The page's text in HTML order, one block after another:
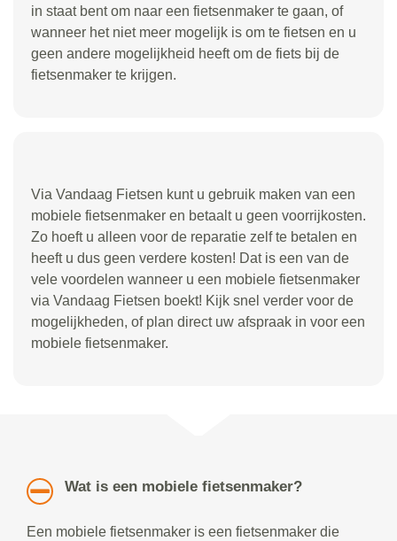
in staat bent om naar een fietsenmaker te gaan, of
wanneer het niet meer mogelijk is om te fietsen en u
geen andere mogelijkheid heeft om de fiets bij de
fietsenmaker te krijgen.
Via Vandaag Fietsen kunt u gebruik maken van een
mobiele fietsenmaker en betaalt u geen voorrijkosten.
Zo hoeft u alleen voor de reparatie zelf te betalen en
heeft u dus geen verdere kosten! Dat is een van de
vele voordelen wanneer u een mobiele fietsenmaker
via Vandaag Fietsen boekt! Kijk snel verder voor de
mogelijkheden, of plan direct uw afspraak in voor een
mobiele fietsenmaker.
Wat is een mobiele fietsenmaker?
Een mobiele fietsenmaker is een fietsenmaker die